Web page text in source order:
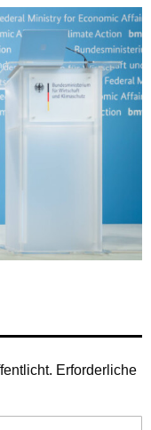
Erforderliche